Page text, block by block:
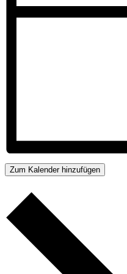
Zum Kalender hinzufügen